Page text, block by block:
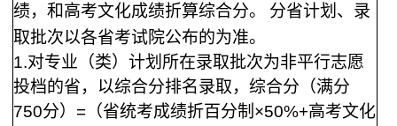
绩，和高考文化成绩折算综合分。
分省计划、录
取批次以各省考试院公布的为准。
1.对专业（类）计划所在录取批次为非平行志愿
投档的省，以综合分排名录取，综合分（满分
750分）=（省统考成绩折百分制×50%+高考文化